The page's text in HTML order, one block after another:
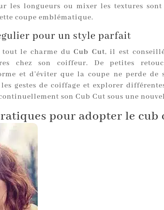
les longueurs ou mixer les textures
coupe emblématique.
pour un style parfait
tout le charme duCub Cut, il est
chez son coiffeur. De petites
et d’éviter que la coupe ne perde
gestes de coiffage et explorer
son Cub Cut sous une
pour adopter le cub